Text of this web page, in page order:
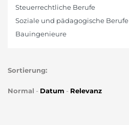
Steuerrechtliche Berufe
Soziale und pädagogische Berufe
Bauingenieure
Sortierung:
Normal - Datum - Relevanz